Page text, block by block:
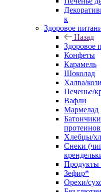
к
Здоровое
Назад
Здоровое
Конфеты
Карамель
Шоколад
Халва/
Печенье/
Вафли
Мармелад
Хлебцы/
Снеки
Продукты
Зефир*
Орехи/